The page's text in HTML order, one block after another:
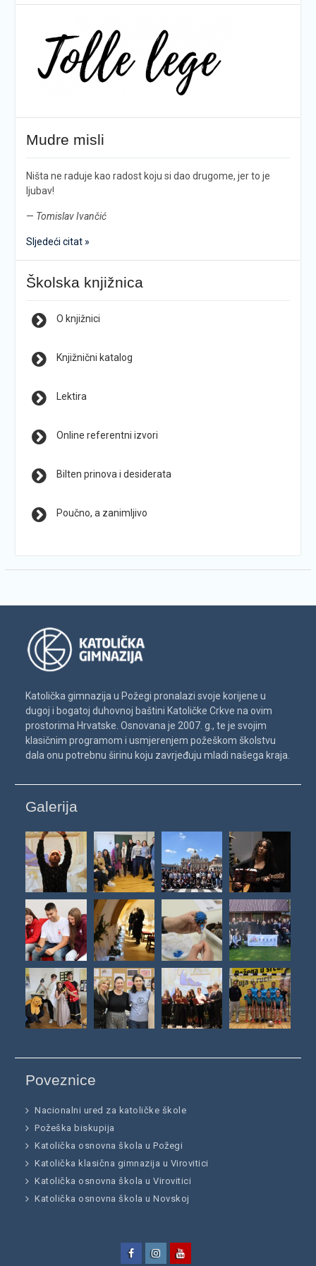
Mudre misli
Ništa ne raduje kao radost koju si dao drugome, jer to je
ljubav!
— Tomislav Ivančić
Sljedeći citat »
Školska knjižnica
O knjižnici
Knjižnični katalog
Lektira
Online referentni izvori
Bilten prinova i desiderata
Poučno, a zanimljivo
Katolička gimnazija u Požegi pronalazi svoje korijene u
dugoj i bogatoj duhovnoj baštini Katoličke Crkve na ovim
prostorima Hrvatske. Osnovana je 2007. g., te je svojim
klasičnim programom i usmjerenjem požeškom školstvu
dala onu potrebnu širinu koju zavrjeđuju mladi našega kraja.
Galerija
Poveznice
Nacionalni ured za katoličke škole
Požeška biskupija
Katolička osnovna škola u Požegi
Katolička klasična gimnazija u Virovitici
Katolička osnovna škola u Virovitici
Katolička osnovna škola u Novskoj